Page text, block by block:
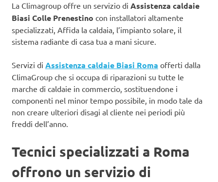
La Climagroup offre un servizio di Assistenza caldaie
Biasi Colle Prenestino con installatori altamente
specializzati, Affida la caldaia, l’impianto solare, il
sistema radiante di casa tua a mani sicure.
Servizi di Assistenza caldaie Biasi Roma offerti dalla
ClimaGroup che si occupa di riparazioni su tutte le
marche di caldaie in commercio, sostituendone i
componenti nel minor tempo possibile, in modo tale da
non creare ulteriori disagi al cliente nei periodi più
freddi dell’anno.
Tecnici specializzati a Roma
offrono un servizio di